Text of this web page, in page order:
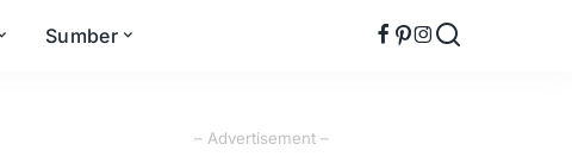
Sumber
– Advertisement –